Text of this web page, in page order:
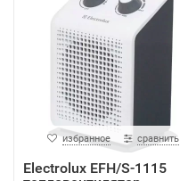
избранное сравнить
Electrolux EFH/S-1115